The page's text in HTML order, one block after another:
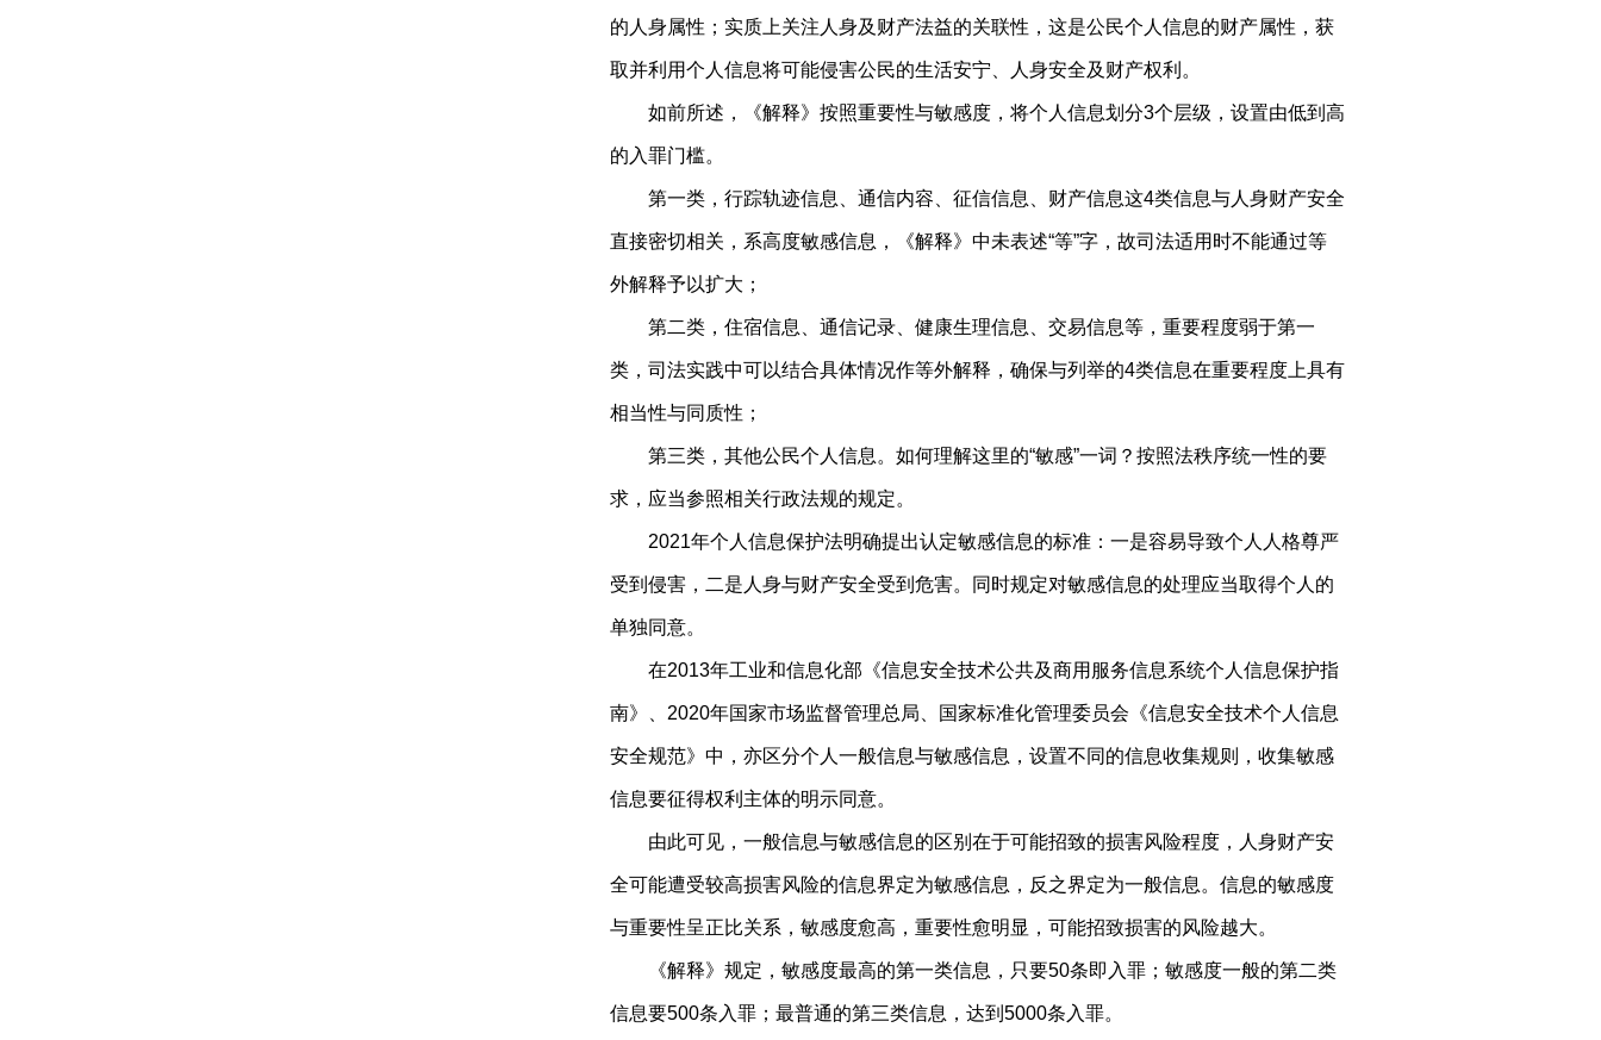
的人身属性；实质上关注人身及财产法益的关联性，这是公民个人信息的财产属性，获
取并利用个人信息将可能侵害公民的生活安宁、人身安全及财产权利。
如前所述，《解释》按照重要性与敏感度，将个人信息划分3个层级，设置由低到高
的入罪门槛。
第一类，行踪轨迹信息、通信内容、征信信息、财产信息这4类信息与人身财产安全
直接密切相关，系高度敏感信息，《解释》中未表述“等”字，故司法适用时不能通过等
外解释予以扩大；
第二类，住宿信息、通信记录、健康生理信息、交易信息等，重要程度弱于第一
类，司法实践中可以结合具体情况作等外解释，确保与列举的4类信息在重要程度上具有
相当性与同质性；
第三类，其他公民个人信息。如何理解这里的“敏感”一词？按照法秩序统一性的要
求，应当参照相关行政法规的规定。
2021年个人信息保护法明确提出认定敏感信息的标准：一是容易导致个人人格尊严
受到侵害，二是人身与财产安全受到危害。同时规定对敏感信息的处理应当取得个人的
单独同意。
在2013年工业和信息化部《信息安全技术公共及商用服务信息系统个人信息保护指
南》、2020年国家市场监督管理总局、国家标准化管理委员会《信息安全技术个人信息
安全规范》中，亦区分个人一般信息与敏感信息，设置不同的信息收集规则，收集敏感
信息要征得权利主体的明示同意。
由此可见，一般信息与敏感信息的区别在于可能招致的损害风险程度，人身财产安
全可能遭受较高损害风险的信息界定为敏感信息，反之界定为一般信息。信息的敏感度
与重要性呈正比关系，敏感度愈高，重要性愈明显，可能招致损害的风险越大。
《解释》规定，敏感度最高的第一类信息，只要50条即入罪；敏感度一般的第二类
信息要500条入罪；最普通的第三类信息，达到5000条入罪。